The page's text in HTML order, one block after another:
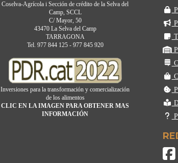
Coselva-Agrícola i Sección de crédito de la Selva del
Camp, SCCL
C/ Mayor, 50
43470 La Selva del Camp
TARRAGONA
Tel. 977 844 125 - 977 845 920
Inversiones para la transformación y comercialización
de los alimentos
CLIC EN LA IMAGEN PARA OBTENER MAS
INFORMACIÓN